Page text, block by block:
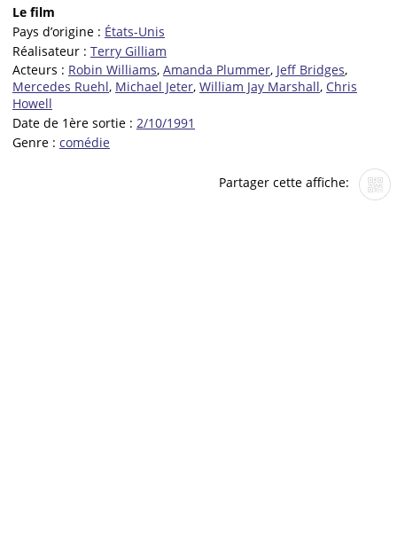
Le film
Pays d’origine : États-Unis
Réalisateur : Terry Gilliam
Acteurs : Robin Williams, Amanda Plummer, Jeff Bridges,
Mercedes Ruehl, Michael Jeter, William Jay Marshall, Chris
Howell
Date de 1ère sortie : 2/10/1991
Genre : comédie
Partager cette affiche: